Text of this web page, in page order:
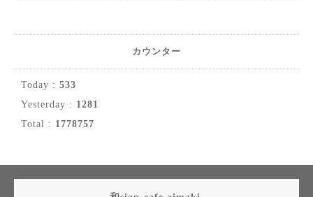
カウンター
Today : 533
Yesterday : 1281
Total : 1778757